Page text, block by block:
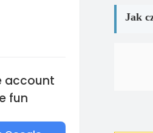
account
fun
Jak